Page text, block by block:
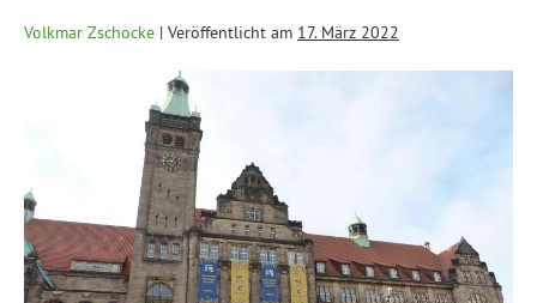
Volkmar Zschocke | Veröffentlicht am 17. März 2022